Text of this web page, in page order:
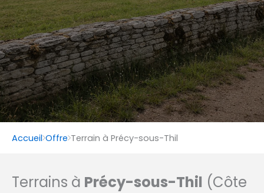
Accueil Offre Terrain à Précy-sous-Thil
Terrains à Précy-sous-Thil (Côte